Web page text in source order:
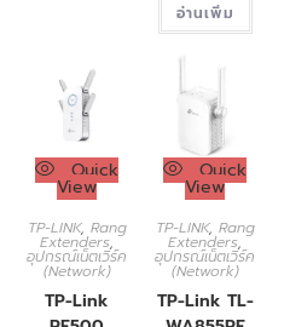
อ่านเพิ่ม
Quick
View
TP-LINK, Rang
Extenders,
อุปกรณ์เน็ตเวิร์ค
(Network)
TP-Link
Quick
View
TP-LINK, Rang
Extenders,
อุปกรณ์เน็ตเวิร์ค
(Network)
TP-Link TL-